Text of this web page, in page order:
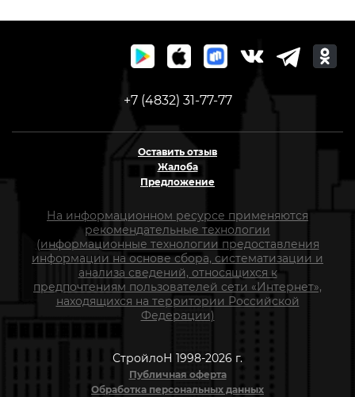
+7 (4832) 31-77-77
Оставить отзыв
Жалоба
Предложение
На информационном ресурсе применяются
рекомендательные технологии
(информационные технологии предоставления
информации на основе сбора, систематизации и
анализа сведений, относящихся к
предпочтениям пользователей сети «Интернет»,
находящихся на территории Российской
Федерации)
СтройлоН 1998-2026 г.
Публичная оферта
Обработка персональных данных